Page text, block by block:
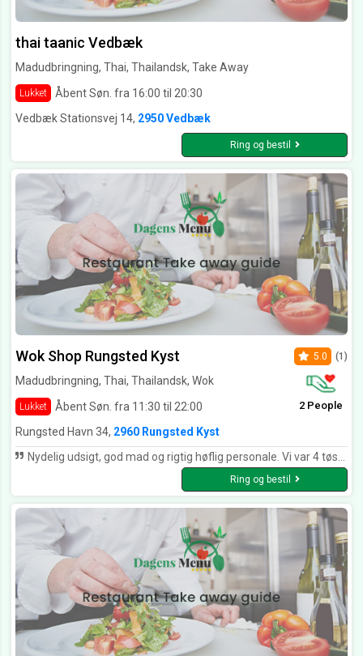
thai taanic Vedbæk
Madudbringning, Thai, Thailandsk, Take Away
Lukket
Åbent Søn. fra 16:00 til 20:30
Vedbæk Stationsvej 14, 2950 Vedbæk
Ring og bestil
Wok Shop Rungsted Kyst
Madudbringning, Thai, Thailandsk, Wok
Lukket Åbent Søn. fra 11:30 til 22:00
5.0 (1)
2 People
Rungsted Havn 34, 2960 Rungsted Kyst
Nydelig udsigt, god mad og rigtig høflig personale. Vi var 4 tøser, som blev betjent af sødeste Yousef. Han var obs hele tiden, hvis vi manglede det mindste og kom forbi vores bord for at spørge om alt var fint. Det kalder jeg god serviceminded og professionel medarbejder. Tak for denne gang! :-)
Ring og bestil